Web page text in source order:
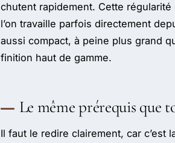
chutent rapidement. Cette
l’on travaille parfois directement
aussi compact, à peine plus grand
finition haut de gamme.
Le même prérequis que
Il faut le redire clairement, car